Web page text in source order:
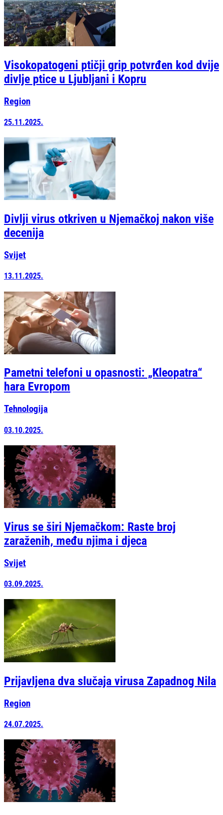
Visokopatogeni ptičji grip potvrđen kod dvije
divlje ptice u Ljubljani i Kopru
Region
25.11.2025.
Divlji virus otkriven u Njemačkoj nakon više
decenija
Svijet
13.11.2025.
Pametni telefoni u opasnosti: „Kleopatra“
hara Evropom
Tehnologija
03.10.2025.
Virus se širi Njemačkom: Raste broj
zaraženih, među njima i djeca
Svijet
03.09.2025.
Prijavljena dva slučaja virusa Zapadnog Nila
Region
24.07.2025.